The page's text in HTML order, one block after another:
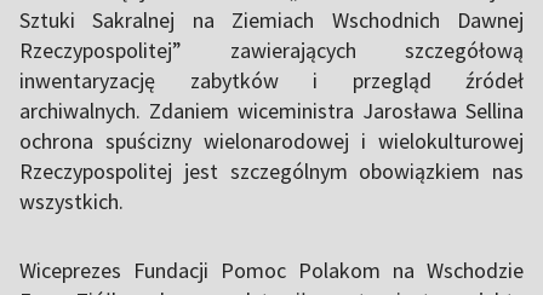
Sztuki Sakralnej na Ziemiach Wschodnich Dawnej
Rzeczypospolitej” zawierających szczegółową
inwentaryzację zabytków i przegląd źródeł
archiwalnych. Zdaniem wiceministra Jarosława Sellina
ochrona spuścizny wielonarodowej i wielokulturowej
Rzeczypospolitej jest szczególnym obowiązkiem nas
wszystkich.
Wiceprezes Fundacji Pomoc Polakom na Wschodzie